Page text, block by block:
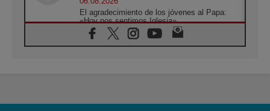
El agradecimiento de los jóvenes al Papa:
«Hoy nos sentimos Iglesia»
06.08.2026
Líbano: Reanudan los coloquios en Roma en